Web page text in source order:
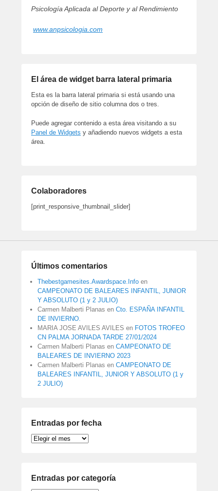
Psicología Aplicada al Deporte y al Rendimiento
www.anpsicologia.com
El área de widget barra lateral primaria
Esta es la barra lateral primaria si está usando una
opción de diseño de sitio columna dos o tres.
Puede agregar contenido a esta área visitando a su
Panel de Widgets y añadiendo nuevos widgets a esta
área.
Colaboradores
[print_responsive_thumbnail_slider]
Últimos comentarios
Thebestgamesites.Awardspace.Info en
CAMPEONATO DE BALEARES INFANTIL, JUNIOR
Y ABSOLUTO (1 y 2 JULIO)
Carmen Malberti Planas en Cto. ESPAÑA INFANTIL
DE INVIERNO.
MARIA JOSE AVILES AVILES en FOTOS TROFEO
CN PALMA JORNADA TARDE 27/01/2024
Carmen Malberti Planas en CAMPEONATO DE
BALEARES DE INVIERNO 2023
Carmen Malberti Planas en CAMPEONATO DE
BALEARES INFANTIL, JUNIOR Y ABSOLUTO (1 y
2 JULIO)
Entradas por fecha
Entradas
Entradas por categoría